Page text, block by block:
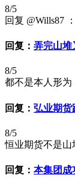
8/5
回复 @Wills87
回复： 弄完山堆
8/5
都不是本人形
回复： 弘业期货
8/5
恒业期货不是
回复： 本集团成